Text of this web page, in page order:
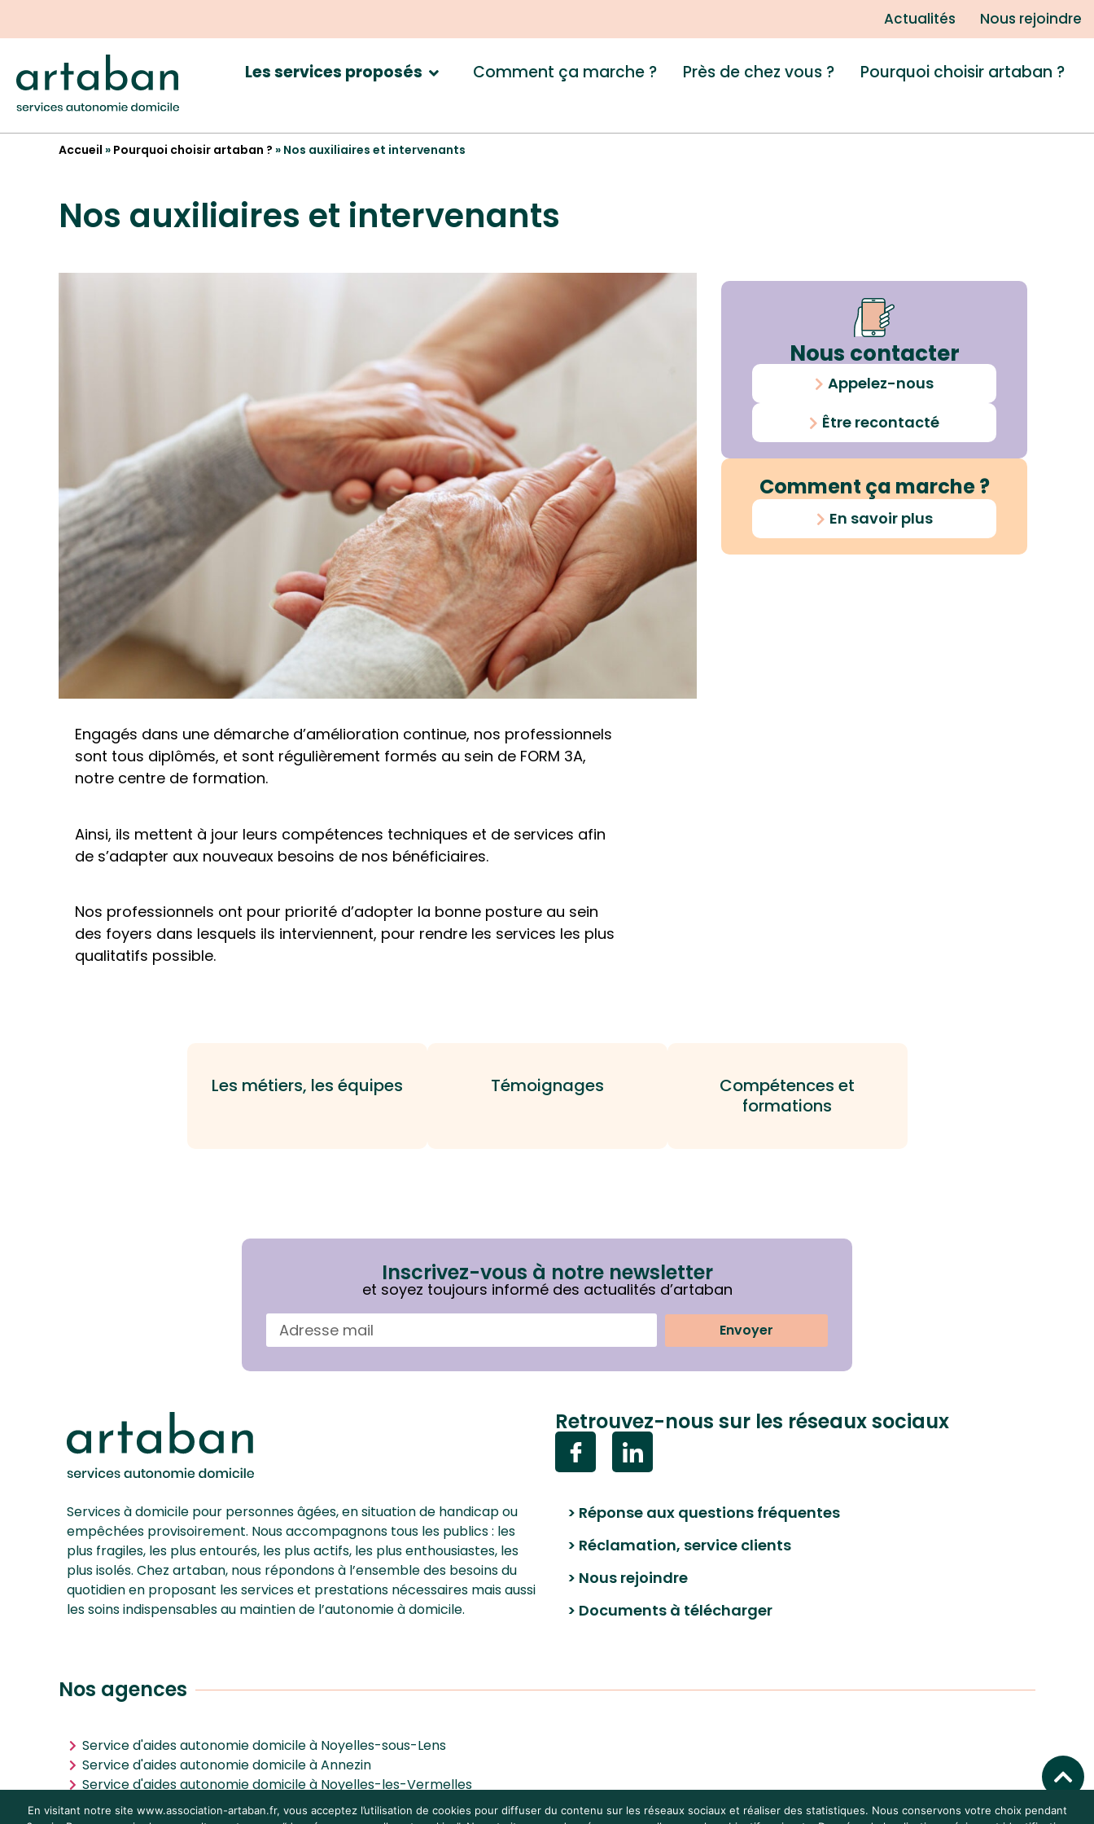
Actualités Nous rejoindre
Les services proposés Comment ça marche ? Près de chez vous ? Pourquoi choisir artaban ?
Accueil » Pourquoi choisir artaban ? » Nos auxiliaires et intervenants
Nos auxiliaires et intervenants
Engagés dans une démarche d’amélioration continue, nos professionnels
sont tous diplômés, et sont régulièrement formés au sein de FORM 3A,
notre centre de formation.
Ainsi, ils mettent à jour leurs compétences techniques et de services afin
de s’adapter aux nouveaux besoins de nos bénéficiaires.
Nos professionnels ont pour priorité d’adopter la bonne posture au sein
des foyers dans lesquels ils interviennent, pour rendre les services les plus
qualitatifs possible.
Nous contacter
Appelez-nous
Être recontacté
Comment ça marche ?
En savoir plus
Les métiers, les équipes Témoignages
Compétences et
formations
Inscrivez-vous à notre newsletter
et soyez toujours informé des actualités d’artaban
Envoyer
Services à domicile pour personnes âgées, en situation de handicap ou
empêchées provisoirement. Nous accompagnons tous les publics : les
plus fragiles, les plus entourés, les plus actifs, les plus enthousiastes, les
plus isolés. Chez artaban, nous répondons à l’ensemble des besoins du
quotidien en proposant les services et prestations nécessaires mais aussi
les soins indispensables au maintien de l’autonomie à domicile.
Retrouvez-nous sur les réseaux sociaux
> Réponse aux questions fréquentes
> Réclamation, service clients
> Nous rejoindre
> Documents à télécharger
Nos agences
Service d'aides autonomie domicile à Noyelles-sous-Lens
Service d'aides autonomie domicile à Annezin
Service d'aides autonomie domicile à Noyelles-les-Vermelles
Service d'aides autonomie domicile à Villeneuve-d'Ascq
En visitant notre site www.association-artaban.fr, vous acceptez l’utilisation de cookies pour diffuser du contenu sur les réseaux sociaux et réaliser des statistiques. Nous conservons votre choix pendant